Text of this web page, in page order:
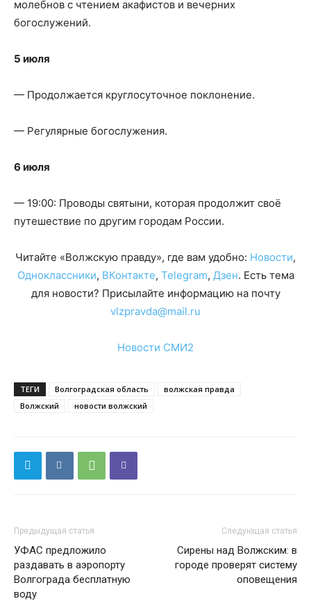
молебнов с чтением акафистов и вечерних
богослужений.
5 июля
— Продолжается круглосуточное поклонение.
— Регулярные богослужения.
6 июля
— 19:00: Проводы святыни, которая продолжит своё
путешествие по другим городам России.
Читайте «Волжскую правду», где вам удобно: Новости,
Одноклассники, ВКонтакте, Telegram, Дзен. Есть тема
для новости? Присылайте информацию на почту
vlzpravda@mail.ru
Новости СМИ2
ТЕГИ Волгоградская область
волжская правда
Волжский
новости волжский
Предыдущая статья
УФАС предложило
раздавать в аэропорту
Волгограда бесплатную
воду
Следующая статья
Сирены над Волжским: в
городе проверят систему
оповещения